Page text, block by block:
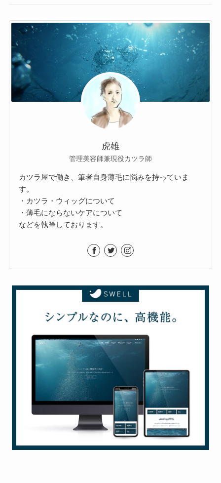
虎雄
管理美容師兼現役カツラ師
カツラ屋で働き、筆者自身薄毛に悩みを持っていま
す。
・カツラ・ウィッグについて
・薄毛にならないケアについて
などを執筆しております。